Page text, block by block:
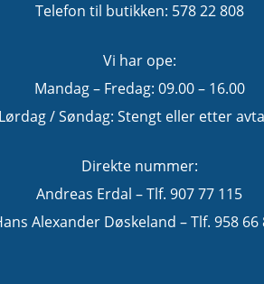
Telefon til butikken: 578 22 808
Vi har ope:
Mandag – Fredag: 09.00 – 16.00
Lørdag / Søndag: Stengt eller etter
Direkte nummer:
Andreas Erdal – Tlf. 907 77 115
Alexander Døskeland – Tlf. 958 66